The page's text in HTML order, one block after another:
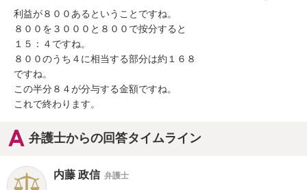
利益が８００あるということですね。
８００を３０００と８００で按分すると
１５：４ですね。
８００のうち４に相当する部分は約１６８
ですね。
この半分８４が分与する金額ですね。
これで終わります。
弁護士からの回答タイムライン
内藤 政信 弁護士